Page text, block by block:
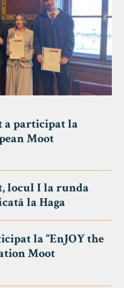
a participat la
Moot
locul I la runda
la Haga
la “EnJOY the
Moot